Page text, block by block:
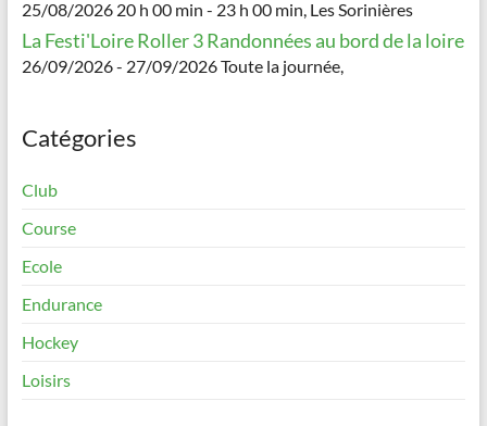
25/08/2026 20 h 00 min - 23 h 00 min, Les Sorinières
La Festi'Loire Roller 3 Randonnées au bord de la loire
26/09/2026 - 27/09/2026 Toute la journée,
Catégories
Club
Course
Ecole
Endurance
Hockey
Loisirs